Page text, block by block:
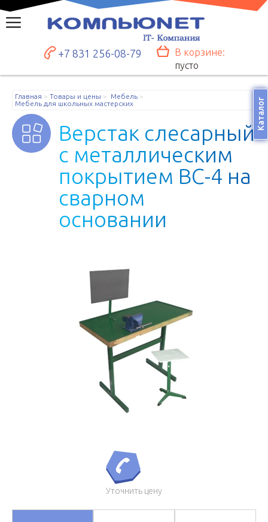
+7 831 256-08-79
В корзине:
пусто
Каталог
Главная Товары и цены
Мебель
Мебель для школьных мастерских
Верстак слесарный
с металлическим
покрытием ВС-4 на
сварном
основании
Уточнить цену